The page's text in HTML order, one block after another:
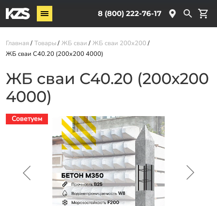
8 (800) 222-76-17
Винтовые сваи
Услуги
О компании
Новости
Партнёрам
Отзывы
Главная Товары ЖБ сваи
ЖБ сваи 200х200
ЖБ сваи С40.20 (200х200 4000)
ЖБ сваи С40.20 (200х200
4000)
Советуем